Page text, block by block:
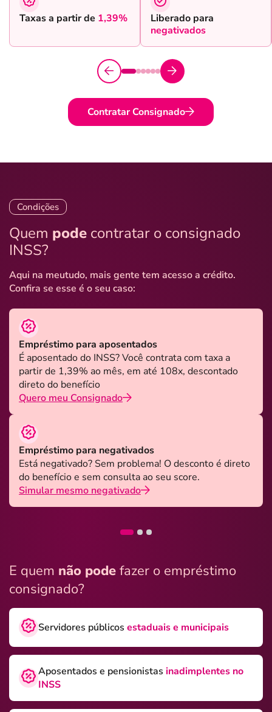
Taxas a partir de 1,39%
Liberado para
negativados
Contratar Consignado
Condições
Quem pode contratar o consignado
INSS?
Aqui na meutudo, mais gente tem acesso a crédito.
Confira se esse é o seu caso:
Empréstimo para aposentados
É aposentado do INSS? Você contrata com taxa a
partir de 1,39% ao mês, em até 108x, descontado
direto do benefício
Quero meu Consignado
Empréstimo para negativados
Está negativado? Sem problema! O desconto é direto
do benefício e sem consulta ao seu score.
Simular mesmo negativado
E quem não pode fazer o empréstimo
consignado?
Servidores públicos estaduais e municipais
Aposentados e pensionistas inadimplentes no
INSS